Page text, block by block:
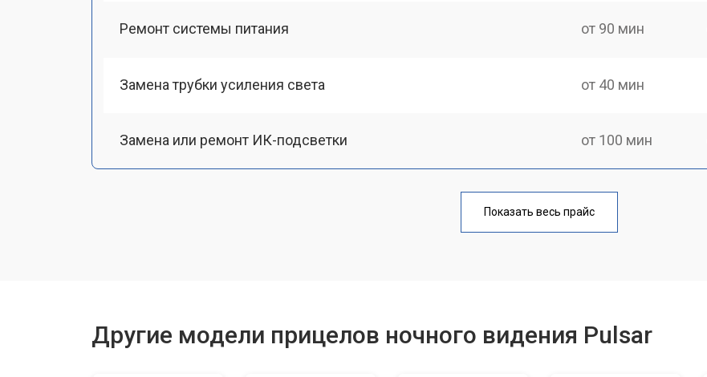
Ремонт системы питания от 90 мин
Замена трубки усиления света от 40 мин
Замена или ремонт ИК-подсветки от 100 мин
от 60 мин
Показать весь прайс
Другие модели прицелов ночного видения Pulsar